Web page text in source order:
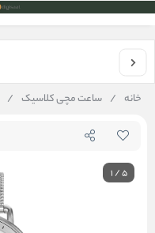
خانه / ساعت مچی کلاسیک /
1/5